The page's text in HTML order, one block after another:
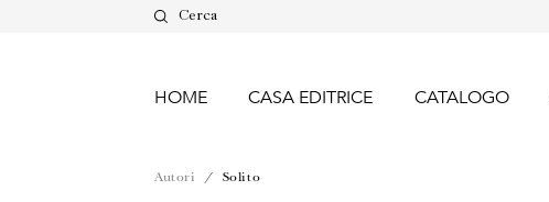
Cerca
HOME CASA EDITRICE CATALOGO
Autori / Solito